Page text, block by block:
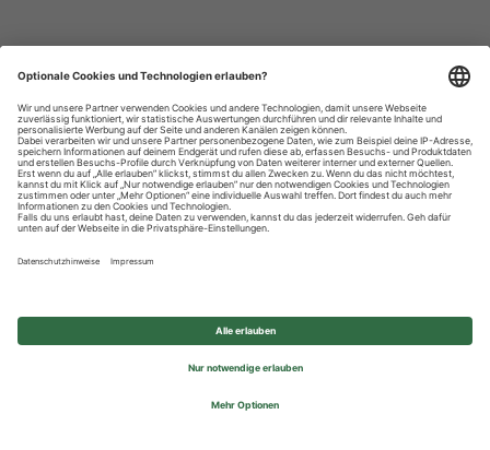
Datenschutzhinweise
Impressum
Privatsphäre-Einstellungen
© 2026 REWE Group - All rights reserved